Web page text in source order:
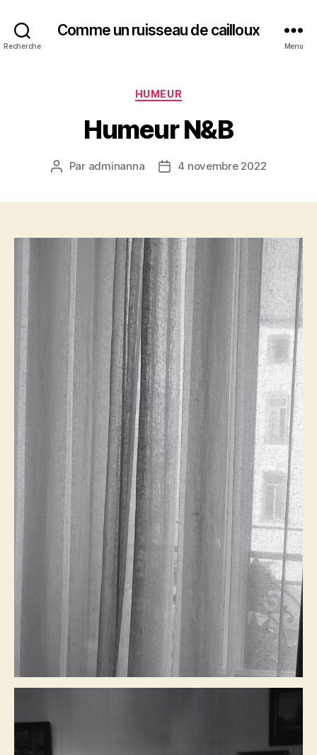
Recherche
Comme un ruisseau de cailloux
Menu
Catégories
HUMEUR
Humeur N&B
Auteur
Par adminanna
Date4 novembre 2022